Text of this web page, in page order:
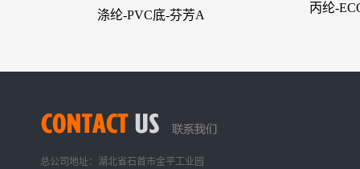
涤纶-PVC底-芬芳A 丙纶-
总公司地址：湖北省石首市金平工业园